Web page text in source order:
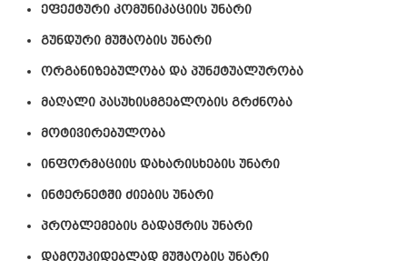
ეფექტური კომუნიკაციის უნარი
გუნდური მუშაობის უნარი
ორგანიზებულობა და პუნქტუალურობა
მაღალი პასუხისმგებლობის გრძნობა
მოტივირებულობა
ინფორმაციის დახარისხების უნარი
ინტერნეტში ძიების უნარი
პრობლემების გადაჭრის უნარი
დამოუკიდებლად მუშაობის უნარი